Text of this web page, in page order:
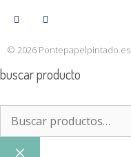
© 2026 Pontepapelpintado.es
buscar producto